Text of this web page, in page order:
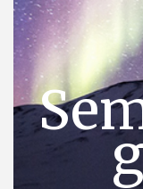
Saltar
contenido